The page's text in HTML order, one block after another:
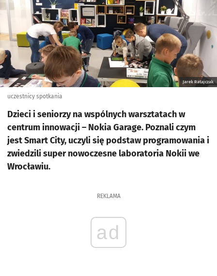
Jarek Ratajczak
uczestnicy spotkania
Dzieci i seniorzy na wspólnych warsztatach w
centrum innowacji – Nokia Garage. Poznali czym
jest Smart City, uczyli się podstaw programowania i
zwiedzili super nowoczesne laboratoria Nokii we
Wrocławiu.
REKLAMA
ad